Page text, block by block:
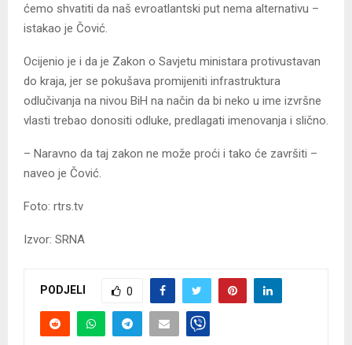
ćemo shvatiti da naš evroatlantski put nema alternativu –
istakao je Čović.
Ocijenio je i da je Zakon o Savjetu ministara protivustavan
do kraja, jer se pokušava promijeniti infrastruktura
odlučivanja na nivou BiH na način da bi neko u ime izvršne
vlasti trebao donositi odluke, predlagati imenovanja i slično.
– Naravno da taj zakon ne može proći i tako će završiti –
naveo je Čović.
Foto: rtrs.tv
Izvor: SRNA
PODJELI 0